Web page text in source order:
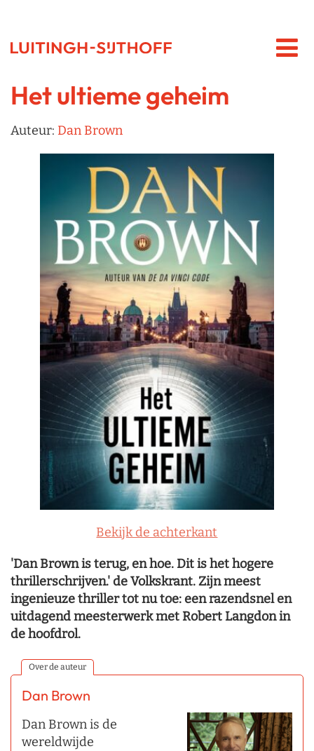
Het ultieme geheim
Auteur: Dan Brown
Bekijk de achterkant
'Dan Brown is terug, en hoe. Dit is het hogere
thrillerschrijven.' de Volkskrant. Zijn meest
ingenieuze thriller tot nu toe: een razendsnel en
uitdagend meesterwerk met Robert Langdon in
de hoofdrol.
Over de auteur
Dan Brown
Dan Brown is de
wereldwijde